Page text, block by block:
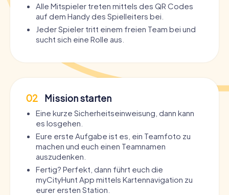
Alle Mitspieler treten mittels des QR Codes
auf dem Handy des Spielleiters bei.
Jeder Spieler tritt einem freien Team bei und
sucht sich eine Rolle aus.
02 Mission starten
Eine kurze Sicherheitseinweisung, dann kann
es losgehen.
Eure erste Aufgabe ist es, ein Teamfoto zu
machen und euch einen Teamnamen
auszudenken.
Fertig? Perfekt, dann führt euch die
myCityHunt App mittels Kartennavigation zu
eurer ersten Station.